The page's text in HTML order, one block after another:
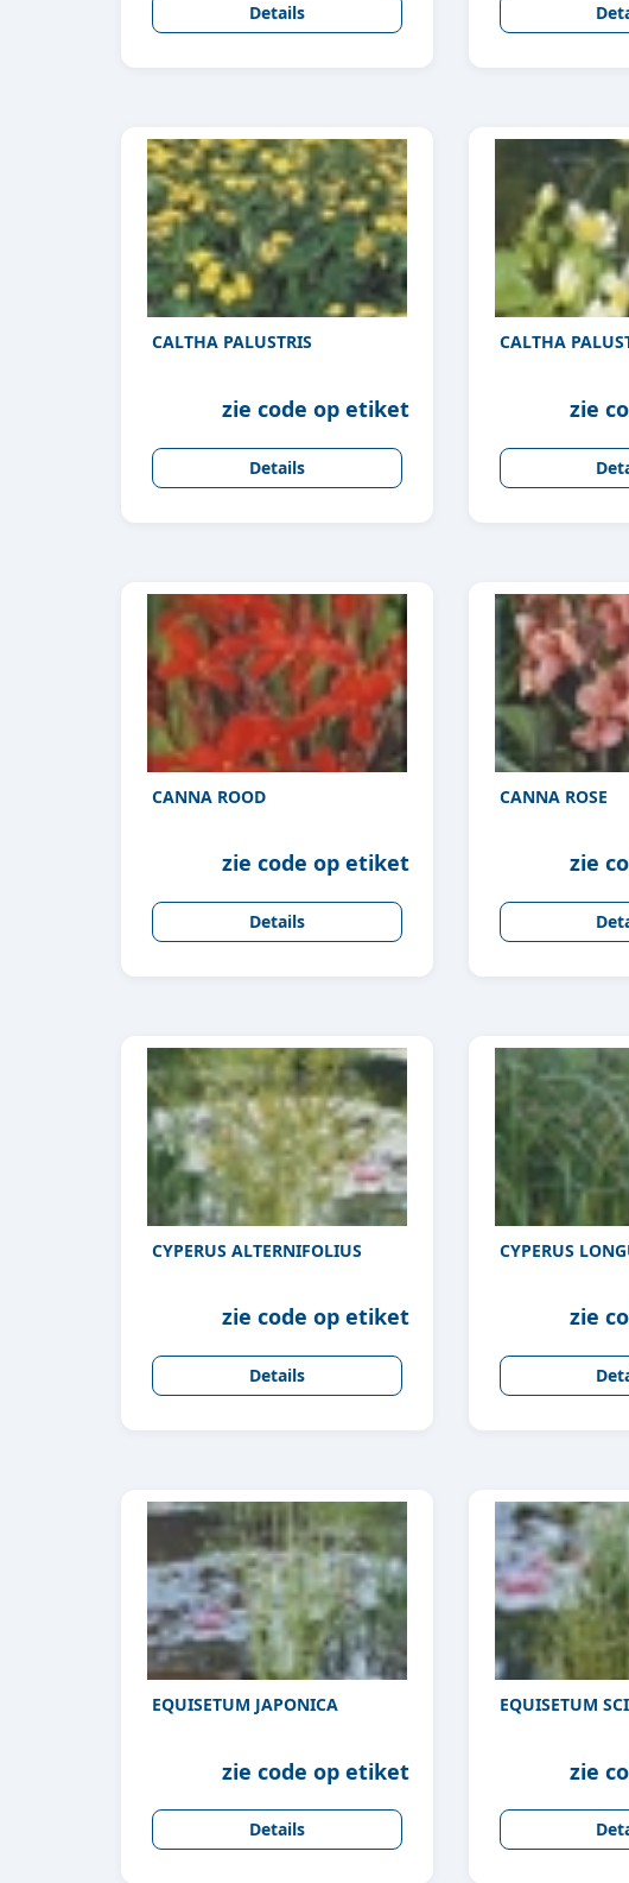
Details
CALTHA PALUSTRIS
zie code op etiket
Details
CALTHA
zie
CANNA ROOD
zie code op etiket
Details
CANNA ROSE
zie
CYPERUS ALTERNIFOLIUS
zie code op etiket
Details
CYPERUS
zie
EQUISETUM JAPONICA
zie code op etiket
Details
EQUISETUM
zie